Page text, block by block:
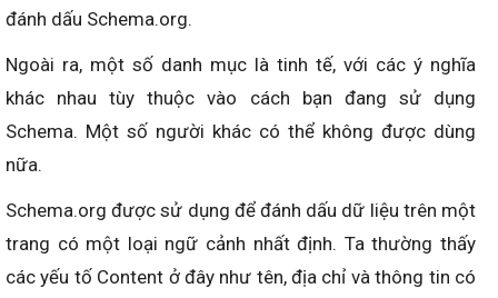
đánh dấu Schema.org.
Ngoài ra, một số danh mục là tinh tế, với các ý nghĩa
khác nhau tùy thuộc vào cách bạn đang sử dụng
Schema. Một số người khác có thể không được dùng
nữa.
Schema.org được sử dụng để đánh dấu dữ liệu trên một
trang có một loại ngữ cảnh nhất định. Ta thường thấy
các yếu tố Content ở đây như tên, địa chỉ và thông tin có